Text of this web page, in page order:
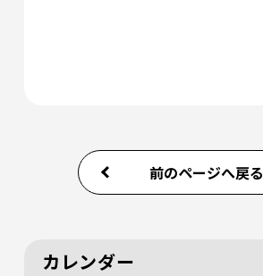
前のページへ戻る
カレンダー